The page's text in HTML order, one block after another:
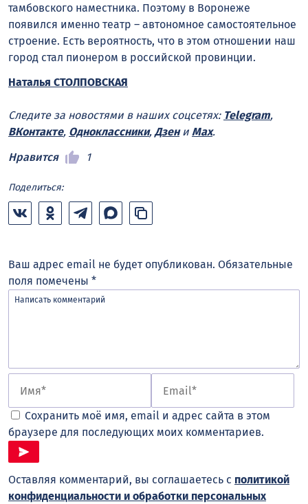
тамбовского наместника. Поэтому в Воронеже
появился именно театр – автономное самостоятельное
строение. Есть вероятность, что в этом отношении наш
город стал пионером в российской провинции.
Наталья СТОЛПОВСКАЯ
Следите за новостями в наших соцсетях: Telegram,
ВКонтакте, Одноклассники, Дзени Max.
Нравится
1
Поделиться:
Ваш адрес email не будет опубликован. Обязательные
поля помечены *
Сохранить моё имя, email и адрес сайта в этом
браузере для последующих моих комментариев.
Оставляя комментарий, вы соглашаетесь с политикой
конфиденциальности и обработки персональных